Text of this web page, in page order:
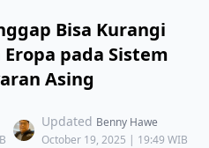
Bisa Kurangi
pada Sistem
Asing
Updated Benny Hawe
October 19, 2025 | 19:49 WIB